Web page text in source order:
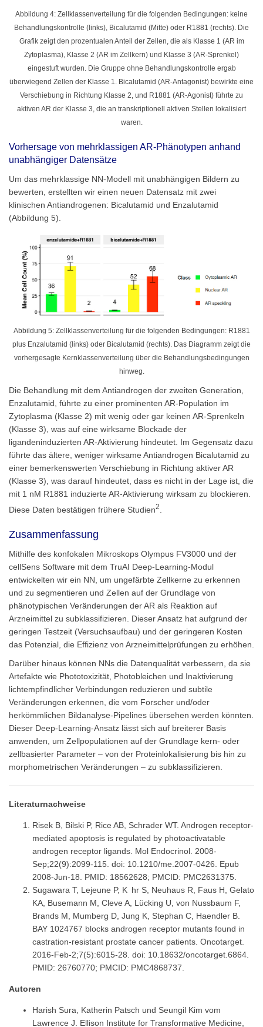
Abbildung 4: Zellklassenverteilung für die folgenden Bedingungen: keine
Behandlungskontrolle (links), Bicalutamid (Mitte) oder R1881 (rechts). Die
Grafik zeigt den prozentualen Anteil der Zellen, die als Klasse 1 (AR im
Zytoplasma), Klasse 2 (AR im Zellkern) und Klasse 3 (AR-Sprenkel)
eingestuft wurden. Die Gruppe ohne Behandlungskontrolle ergab
überwiegend Zellen der Klasse 1. Bicalutamid (AR-Antagonist) bewirkte eine
Verschiebung in Richtung Klasse 2, und R1881 (AR-Agonist) führte zu
aktiven AR der Klasse 3, die an transkriptionell aktiven Stellen lokalisiert
waren.
Vorhersage von mehrklassigen AR-Phänotypen anhand
unabhängiger Datensätze
Um das mehrklassige NN-Modell mit unabhängigen Bildern zu
bewerten, erstellten wir einen neuen Datensatz mit zwei
klinischen Antiandrogenen: Bicalutamid und Enzalutamid
(Abbildung 5).
Abbildung 5: Zellklassenverteilung für die folgenden Bedingungen: R1881
plus Enzalutamid (links) oder Bicalutamid (rechts). Das Diagramm zeigt die
vorhergesagte Kernklassenverteilung über die Behandlungsbedingungen
hinweg.
Die Behandlung mit dem Antiandrogen der zweiten Generation,
Enzalutamid, führte zu einer prominenten AR-Population im
Zytoplasma (Klasse 2) mit wenig oder gar keinen AR-Sprenkeln
(Klasse 3), was auf eine wirksame Blockade der
ligandeninduzierten AR-Aktivierung hindeutet. Im Gegensatz dazu
führte das ältere, weniger wirksame Antiandrogen Bicalutamid zu
einer bemerkenswerten Verschiebung in Richtung aktiver AR
(Klasse 3), was darauf hindeutet, dass es nicht in der Lage ist, die
mit 1 nM R1881 induzierte AR-Aktivierung wirksam zu blockieren.
Diese Daten bestätigen frühere Studien2
Zusammenfassung
Mithilfe des konfokalen Mikroskops Olympus FV3000 und der
cellSens Software mit dem TruAI Deep-Learning-Modul
entwickelten wir ein NN, um ungefärbte Zellkerne zu erkennen
und zu segmentieren und Zellen auf der Grundlage von
phänotypischen Veränderungen der AR als Reaktion auf
Arzneimittel zu subklassifizieren. Dieser Ansatz hat aufgrund der
geringen Testzeit (Versuchsaufbau) und der geringeren Kosten
das Potenzial, die Effizienz von Arzneimittelprüfungen zu erhöhen.
Darüber hinaus können NNs die Datenqualität verbessern, da sie
Artefakte wie Phototoxizität, Photobleichen und Inaktivierung
lichtempfindlicher Verbindungen reduzieren und subtile
Veränderungen erkennen, die vom Forscher und/oder
herkömmlichen Bildanalyse-Pipelines übersehen werden könnten.
Dieser Deep-Learning-Ansatz lässt sich auf breiterer Basis
anwenden, um Zellpopulationen auf der Grundlage kern- oder
zellbasierter Parameter – von der Proteinlokalisierung bis hin zu
morphometrischen Veränderungen – zu subklassifizieren.
Literaturnachweise
Risek B, Bilski P, Rice AB, Schrader WT. Androgen receptor-
mediated apoptosis is regulated by photoactivatable
androgen receptor ligands. Mol Endocrinol. 2008-
Sep;22(9):2099-115. doi: 10.1210/me.2007-0426. Epub
2008-Jun-18. PMID: 18562628; PMCID: PMC2631375.
Sugawara T, Lejeune P, K hr S, Neuhaus R, Faus H, Gelato
KA, Busemann M, Cleve A, Lücking U, von Nussbaum F,
Brands M, Mumberg D, Jung K, Stephan C, Haendler B.
BAY 1024767 blocks androgen receptor mutants found in
castration-resistant prostate cancer patients. Oncotarget.
2016-Feb-2;7(5):6015-28. doi: 10.18632/oncotarget.6864.
PMID: 26760770; PMCID: PMC4868737.
Autoren
Harish Sura, Katherin Patsch und Seungil Kim vom
Lawrence J. Ellison Institute for Transformative Medicine,